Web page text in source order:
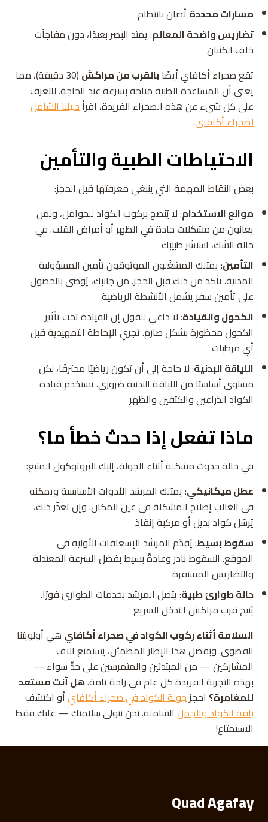
مسارات محددة تُصان بانتظام
تضاريس واضحة المعالم: يمتد البصر بعيدًا، دون مفاجآت
خلف الكثبان
تقع صحراء أكافاي أيضًابالقرب من مراكش
(30 دقيقة)، مما
يعني أن المساعدة الطبية متاحة بسرعة عند الحاجة. للتعرف
على كل شيء عن هذه الصحراء الفريدة، اقرأدليلنا الشامل
لصحراء أكافاي.
الاحتياطات الطبية والتأمين
بعض النقاط المهمة التي ينبغي معرفتها قبل الحجز:
موانع الاستخدام: لا يُنصح بركوب الكواد للحوامل، ولمن
يعانون من مشكلات حادة في الظهر أو أمراض القلب. في
حالة الشك، استشر طبيبك
التأمين: يمتلك المشغّلون الموثوقون تأمين المسؤولية
المدنية. تأكد من ذلك قبل الحجز. من جانبك، يُوصى بالحصول
على تأمين سفر يشمل الأنشطة الرياضية
الكحول والقيادة: لا داعي للقول إن القيادة تحت تأثير
الكحول محظورة بشكل صارم. تجري الإحاطة التمهيدية قبل
أي مرطبات
اللياقة البدنية: لا حاجة إلى أن تكون رياضيًا محترفًا، لكن
مستوى أساسيًا من اللياقة البدنية ضروري. تستخدم قيادة
الكواد الذراعين والكتفين والظهر
ماذا تفعل إذا حدث خطأ ما؟
في حالة حدوث مشكلة أثناء الجولة، إليك البروتوكول المتبع:
عطل ميكانيكي: يمتلك المرشد الأدوات الأساسية ويمكنه
في الغالب إصلاح المشكلة في عين المكان. وإن تعذّر ذلك،
يُرسَل كواد بديل أو مركبة إنقاذ
سقوط بسيط: يُقدّم المرشد الإسعافات الأولية في
الموقع. السقوط نادر وعادةً بسيط بفضل السرعة المعتدلة
والتضاريس المستقرة
حالة طوارئ طبية: يتصل المرشد بخدمات الطوارئ فورًا.
يُتيح قرب مراكش التدخل السريع
السلامة أثناء ركوب الكواد في صحراء أكافاي هي أولويتنا
القصوى. وبفضل هذا الإطار المطمئن، يستمتع آلاف
المشاركين — من المبتدئين والمتمرسين على حدٍّ سواء —
بهذه التجربة الفريدة كل عام في راحة تامة.هل أنت مستعد
للمغامرة؟ احجزجولة الكواد في صحراء أكافايأو اكتشف
باقة الكواد والجمل الشاملة. نحن نتولى سلامتك — عليك فقط
الاستمتاع!
Quad Agafay